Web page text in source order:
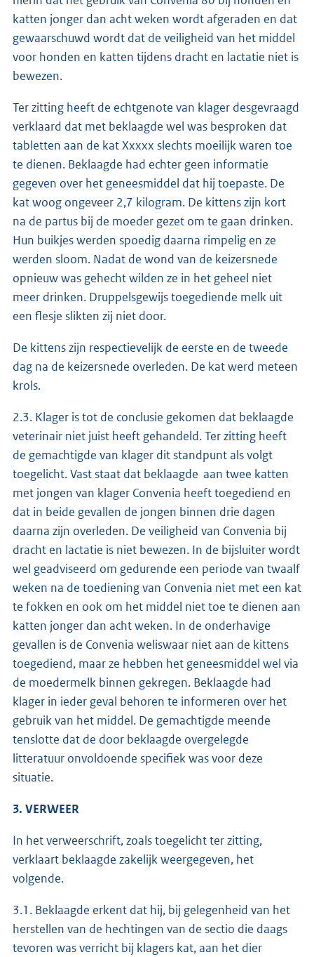
katten jonger dan acht weken wordt afgeraden en dat
gewaarschuwd wordt dat de veiligheid van het middel
voor honden en katten tijdens dracht en lactatie niet is
bewezen.
Ter zitting heeft de echtgenote van klager desgevraagd
verklaard dat met beklaagde wel was besproken dat
tabletten aan de kat Xxxxx slechts moeilijk waren toe
te dienen. Beklaagde had echter geen informatie
gegeven over het geneesmiddel dat hij toepaste. De
kat woog ongeveer 2,7 kilogram. De kittens zijn kort
na de partus bij de moeder gezet om te gaan drinken.
Hun buikjes werden spoedig daarna rimpelig en ze
werden sloom. Nadat de wond van de keizersnede
opnieuw was gehecht wilden ze in het geheel niet
meer drinken. Druppelsgewijs toegediende melk uit
een flesje slikten zij niet door.
De kittens zijn respectievelijk de eerste en de tweede
dag na de keizersnede overleden. De kat werd meteen
krols.
2.3. Klager is tot de conclusie gekomen dat beklaagde
veterinair niet juist heeft gehandeld. Ter zitting heeft
de gemachtigde van klager dit standpunt als volgt
toegelicht. Vast staat dat beklaagde aan twee katten
met jongen van klager Convenia heeft toegediend en
dat in beide gevallen de jongen binnen drie dagen
daarna zijn overleden. De veiligheid van Convenia bij
dracht en lactatie is niet bewezen. In de bijsluiter wordt
wel geadviseerd om gedurende een periode van twaalf
weken na de toediening van Convenia niet met een kat
te fokken en ook om het middel niet toe te dienen aan
katten jonger dan acht weken. In de onderhavige
gevallen is de Convenia weliswaar niet aan de kittens
toegediend, maar ze hebben het geneesmiddel wel via
de moedermelk binnen gekregen. Beklaagde had
klager in ieder geval behoren te informeren over het
gebruik van het middel. De gemachtigde meende
tenslotte dat de door beklaagde overgelegde
litteratuur onvoldoende specifiek was voor deze
situatie.
3. VERWEER
In het verweerschrift, zoals toegelicht ter zitting,
verklaart beklaagde zakelijk weergegeven, het
volgende.
3.1. Beklaagde erkent dat hij, bij gelegenheid van het
herstellen van de hechtingen van de sectio die daags
tevoren was verricht bij klagers kat, aan het dier